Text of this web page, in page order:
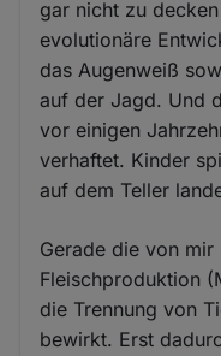
gar nicht zu
evolutionäre
das Augenweiß
auf der Jagd. Und
vor einigen
verhaftet. Kinder
auf dem Teller
Gerade die von
Fleischproduktion
die Trennung von
bewirkt. Erst